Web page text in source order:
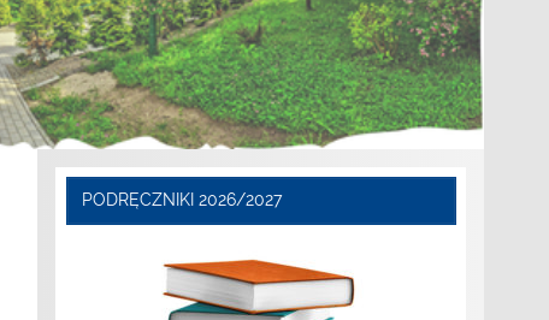
PODRĘCZNIKI 2026/2027